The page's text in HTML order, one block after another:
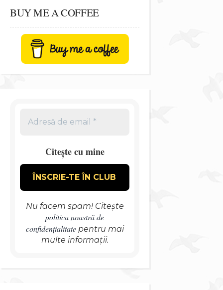
BUY ME A COFFEE
Citește cu mine
Nu facem spam! Citește
politica noastră de
confidențialitatepentru mai
multe informații.